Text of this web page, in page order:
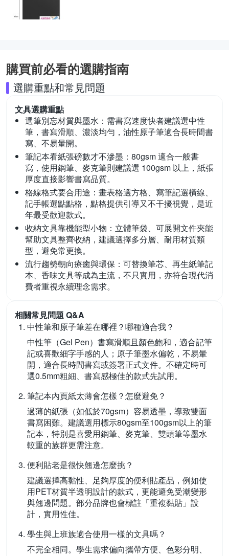
購買前必看的選購指南
選購重點和常見問題
文具選購重點
選筆別忘材質與墨水： 需書寫速度快者建議選中性
筆，書寫滑順、濃淡均勻，油性原子筆適合長時間書
寫、不易暈開。
筆記本看紙張磅數才不滲墨： 80gsm 適合一般書
寫，使用鋼筆、麥克筆則建議選 100gsm 以上，紙張
厚度直接影響書寫品質。
格線格式要合用途： 畫表格選方格、寫筆記選橫線、
記手帳選點點格，點格提供引導又不干擾視覺，是近
年最受歡迎款式。
收納文具靠機能型小物： 立體筆袋、可展開文件夾能
幫助文具整齊收納，建議選擇多分層、耐用材質類
型，避免常更換。
流行趨勢朝向療癒與環保： 可替換筆芯、再生紙筆記
本、香味文具等成為主流，不只實用，亦符合現代消
費者重視永續理念需求。
相關常見問題 Q&A
中性筆和原子筆差在哪裡？哪種適合我？
中性筆（Gel Pen）書寫滑順且顏色飽和，適合記筆
記或喜歡細字手感的人；原子筆墨水偏乾，不易暈
開，適合長時間書寫或簽署正式文件。不確定時可
選0.5mm粗細、書寫感極佳的款式先試用。
筆記本內頁紙太薄會怎樣？怎麼避免？
過薄的紙張（如低於70gsm）容易透墨，導致雙面
書寫困難。建議選用標示80gsm至100gsm以上的筆
記本，特別是喜愛用鋼筆、麥克筆、雙頭筆等墨水
較重的族群更需注意。
便利貼老是很快翹邊怎麼挑？
建議選擇高黏性、足夠厚度的便利貼產品，例如使
用PET材質半透明設計的款式，更能避免受潮變形
與翹邊問題。部分品牌也會標註「重複黏貼」設
計，實用性佳。
學生與上班族適合使用一樣的文具嗎？
不完全相同。學生需求偏向攜帶方便、色彩分明、